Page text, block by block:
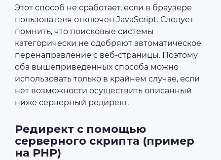
Этот способ не сработает, если в браузере
пользователя отключен JavaScript. Следует
помнить, что поисковые системы
категорически не одобряют автоматическое
перенаправление с веб-страницы. Поэтому
оба вышеприведенных способа можно
использовать только в крайнем случае, если
нет возможности осуществить описанный
ниже серверный редирект.
Редирект с помощью
серверного скрипта (пример
на PHP)